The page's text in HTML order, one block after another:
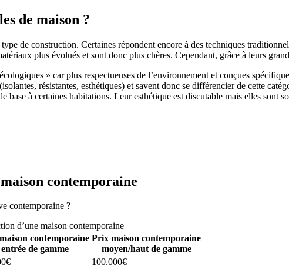
de maison ?
de construction. Certaines répondent encore à des techniques
plus évolués et sont donc plus chères. Cependant, grâce à leurs
» car plus respectueuses de l’environnement et conçues
résistantes, esthétiques) et savent donc se différencier de cette
base à certaines habitations. Leur esthétique est discutable mais elles sont
contemporaine
contemporaine ?
d’une maison contemporaine
contemporaine
entrée de gamme
Prix maison contemporaine
moyen/haut de gamme
100.000€